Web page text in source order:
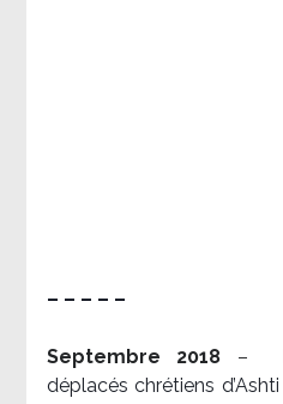
– – – – –
Septembre 2018 –
déplacés chrétiens